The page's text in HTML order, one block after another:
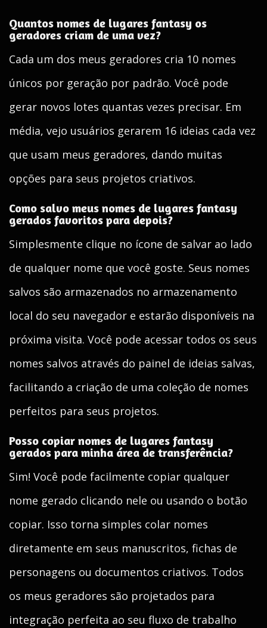
Quantos nomes de lugares fantasy os
geradores criam de uma vez?
Cada um dos meus geradores cria 10 nomes
únicos por geração por padrão. Você pode
gerar novos lotes quantas vezes precisar. Em
média, vejo usuários gerarem 16 ideias cada vez
que usam meus geradores, dando muitas
opções para seus projetos criativos.
Como salvo meus nomes de lugares fantasy
gerados favoritos para depois?
Simplesmente clique no ícone de salvar ao lado
de qualquer nome que você goste. Seus nomes
salvos são armazenados no armazenamento
local do seu navegador e estarão disponíveis na
próxima visita. Você pode acessar todos os seus
nomes salvos através do painel de ideias salvas,
facilitando a criação de uma coleção de nomes
perfeitos para seus projetos.
Posso copiar nomes de lugares fantasy
gerados para minha área de transferência?
Sim! Você pode facilmente copiar qualquer
nome gerado clicando nele ou usando o botão
copiar. Isso torna simples colar nomes
diretamente em seus manuscritos, fichas de
personagens ou documentos criativos. Todos
os meus geradores são projetados para
integração perfeita ao seu fluxo de trabalho